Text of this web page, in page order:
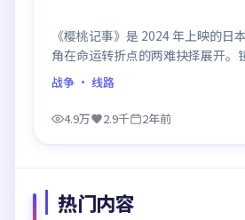
《樱桃记事》是 2024 年上映的日
角在命运转折点的两难抉择展开。
烈，伏笔层层铺陈，结尾出人意料
碑回潮的一部。
战争 · 线路
4.9万 2.9千 2年前
热门内容